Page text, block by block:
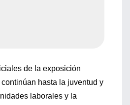
de la exposición
hasta la juventud y
laborales y la